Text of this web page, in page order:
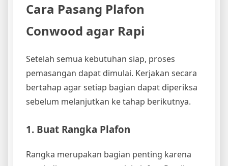
Cara Pasang Plafon
Conwood agar Rapi
Setelah semua kebutuhan siap, proses
pemasangan dapat dimulai. Kerjakan secara
bertahap agar setiap bagian dapat diperiksa
sebelum melanjutkan ke tahap berikutnya.
1. Buat Rangka Plafon
Rangka merupakan bagian penting karena